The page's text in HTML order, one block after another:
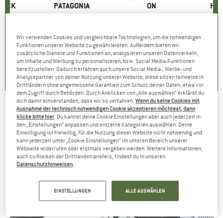
Preis
€
6
)
MARKE
PATAGONIA
Preis
149,95 € reduzierter Preis
101,97 €
+1
4,6(71)
MARKE
ON
Preis
159,95 € reduzierter Preis
127,96 €
+9
4,7( 48)
CONTEC - Ny-505050 - Plattformpedale
(0)
Wir verwenden Cookies und vergleichbare Technologien, um die notwendigen
Funktionen unserer Website zu gewährleisten. Außerdem bieten wir
zusätzliche Dienste und Funktionen an, analysieren unseren Datenverkehr,
um Inhalte und Werbung zu personalisieren, bzw. Social Media-Funktionen
bereitzustellen. Dadurch erfahren auch unsere Social Media-, Werbe- und
Analysepartner von deiner Nutzung unserer Website; diese sitzen teilweise in
Drittländern ohne angemessene Garantien zum Schutz deiner Daten, etwa vor
dem Zugriff durch Behörden. Durch Anklicken von „Alle auswählen“ erklärst du
dich damit einverstanden, dass wir so verfahren.Wenn du keine Cookies mit
Ausnahme der technisch notwendigen Cookie akzeptieren möchtest, dann
klicke bitte hier. Du kannst deine Cookie Einstellungen aber auch jederzeit in
den „Einstellungen“ anpassen und einzelne Kategorien auswählen. Deine
Einwilligung ist freiwillig, für die Nutzung dieser Website nicht notwendig und
kann jederzeit unter „Cookie Einstellungen“ im unteren Bereich unserer
Webseite widerrufen oder erstmals vergeben werden. Weitere Informationen,
auch zu Risiken der Drittlandstransfers, findest du in unseren
Datenschutzhinweisen.
EINSTELLUNGEN ALLE AUSWÄHLEN